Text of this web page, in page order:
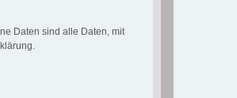
Daten sind alle Daten, mit